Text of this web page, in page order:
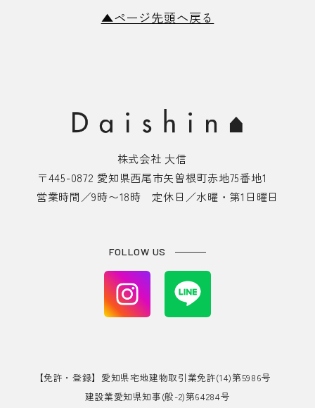
▲ページ先頭へ戻る
株式会社 大信
〒445-0872 愛知県西尾市矢曽根町赤地75番地1
営業時間／9時〜18時 定休日／水曜・第1日曜日
FOLLOW US
【免許・登録】愛知県宅地建物取引業免許(14)第5986号
建設業愛知県知事(般-2)第64284号